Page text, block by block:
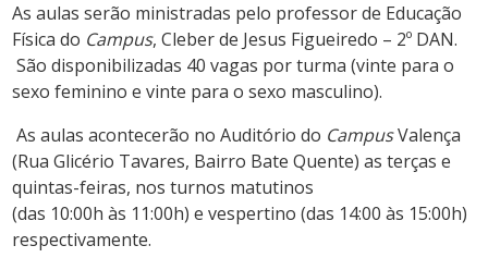
As aulas serão ministradas pelo professor de Educação
Física do Campus, Cleber de Jesus Figueiredo – 2º DAN.
São disponibilizadas 40 vagas por turma (vinte para o
sexo feminino e vinte para o sexo masculino).
As aulas acontecerão no Auditório do CampusValença
(Rua Glicério Tavares, Bairro Bate Quente) as terças e
quintas-feiras, nos turnos matutinos
(das 10:00h às 11:00h) e vespertino (das 14:00 às 15:00h)
respectivamente.